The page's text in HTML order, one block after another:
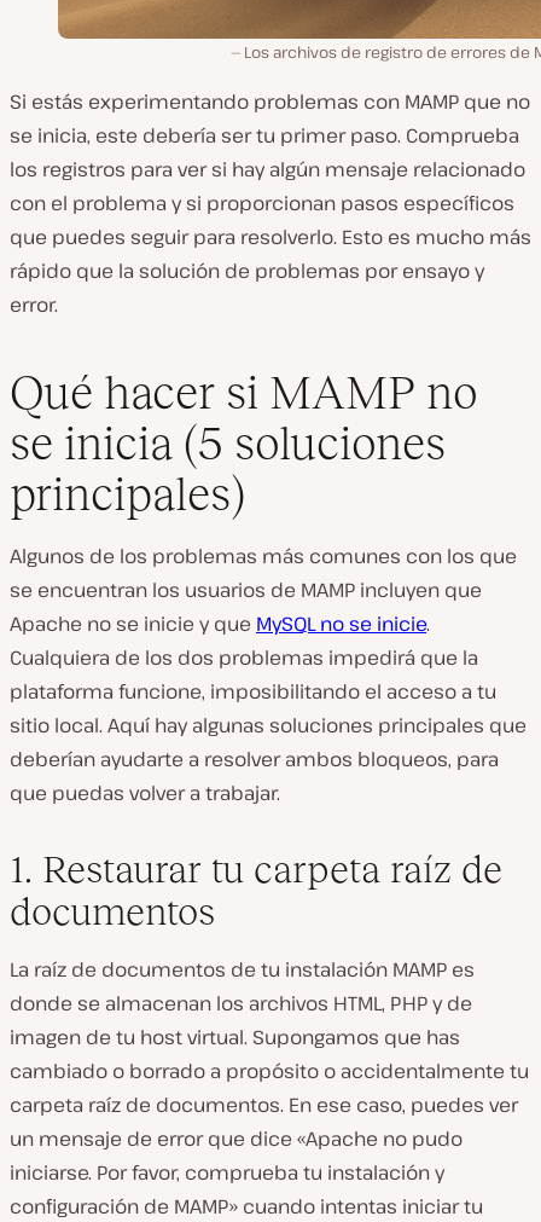
Los archivos de registro de errores de
Si estás experimentando problemas con MAMP que no
se inicia, este debería ser tu primer paso. Comprueba
los registros para ver si hay algún mensaje relacionado
con el problema y si proporcionan pasos específicos
que puedes seguir para resolverlo. Esto es mucho más
rápido que la solución de problemas por ensayo y
error.
Qué hacer si MAMP no
se inicia (5 soluciones
principales)
Algunos de los problemas más comunes con los que
se encuentran los usuarios de MAMP incluyen que
Apache no se inicie y que MySQL no se inicie.
Cualquiera de los dos problemas impedirá que la
plataforma funcione, imposibilitando el acceso a tu
sitio local. Aquí hay algunas soluciones principales que
deberían ayudarte a resolver ambos bloqueos, para
que puedas volver a trabajar.
1. Restaurar tu carpeta raíz de
documentos
La raíz de documentos de tu instalación MAMP es
donde se almacenan los archivos HTML, PHP y de
imagen de tu host virtual. Supongamos que has
cambiado o borrado a propósito o accidentalmente tu
carpeta raíz de documentos. En ese caso, puedes ver
un mensaje de error que dice «Apache no pudo
iniciarse. Por favor, comprueba tu instalación y
configuración de MAMP» cuando intentas iniciar tu